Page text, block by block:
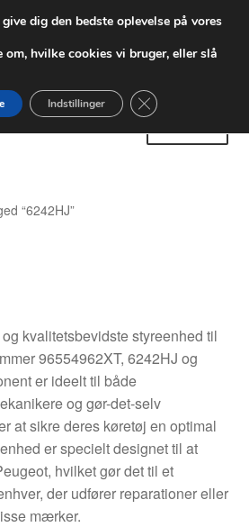
fra 55 kr.
forsendelse
“6242HJ”
kvalitetsbevidste styreenhed til
96554962XT, 6242HJ og
er ideelt til både
og gør-det-selv
at sikre deres køretøj en optimal
er specielt designet til at
hvilket gør det til et
der udfører reparationer eller
mærker.
dig den bedste oplevelse på vores
hvilke cookies vi bruger, eller slå
Indstillinger Close GDPR